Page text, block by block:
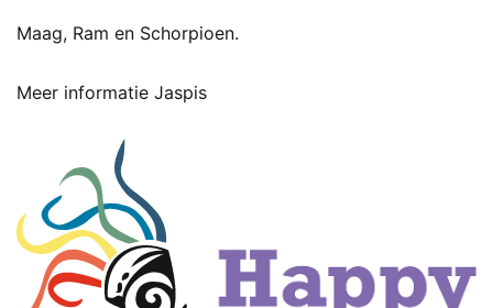
Maag, Ram en Schorpioen.
Meer informatie Jaspis